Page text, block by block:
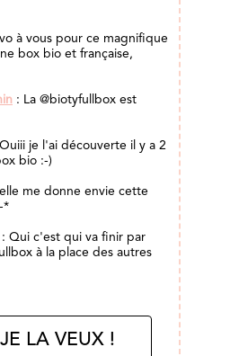
à vous pour ce magnifique
box bio et française,
: La @biotyfullbox est
je l'ai découverte il y a 2
bio :-)
me donne envie cette
*
: Qui c'est qui va finir par
à la place des autres
LA VEUX !